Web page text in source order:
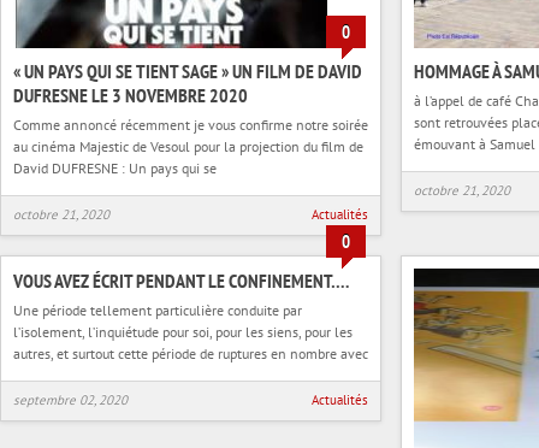
0
« UN PAYS QUI SE TIENT SAGE » UN FILM DE DAVID
DUFRESNE LE 3 NOVEMBRE 2020
Comme annoncé récemment je vous confirme notre soirée
au cinéma Majestic de Vesoul pour la projection du film de
David DUFRESNE : Un pays qui se
octobre 21, 2020 Actualités
HOMMAGE À
à l’appel de café
sont retrouvées
émouvant à Samuel
octobre 21, 2020
0
VOUS AVEZ ÉCRIT PENDANT LE CONFINEMENT….
Une période tellement particulière conduite par
l’isolement, l’inquiétude pour soi, pour les siens, pour les
autres, et surtout cette période de ruptures en nombre avec
septembre 02, 2020 Actualités